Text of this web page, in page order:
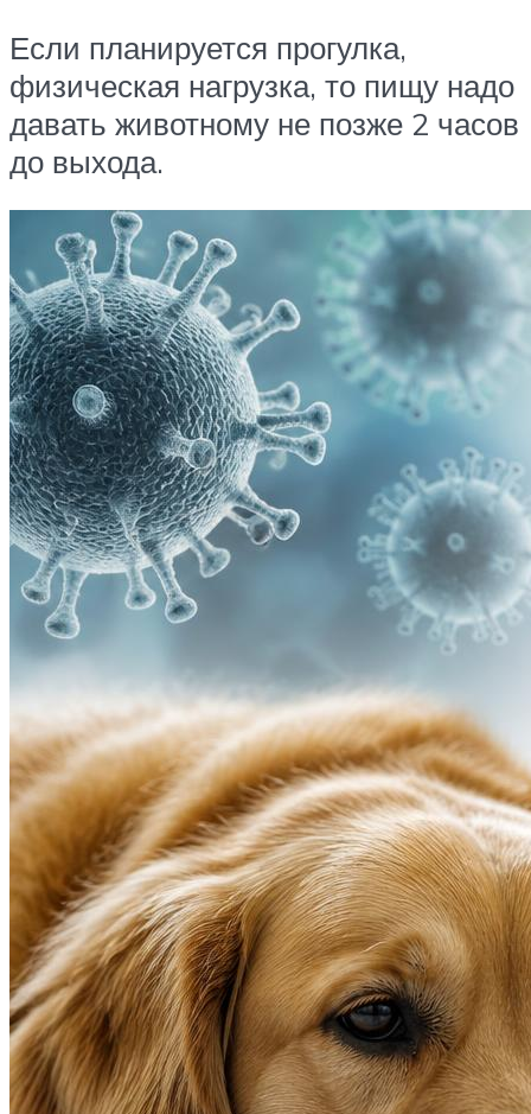
Если планируется прогулка,
физическая нагрузка, то пищу надо
давать животному не позже 2 часов
до выхода.